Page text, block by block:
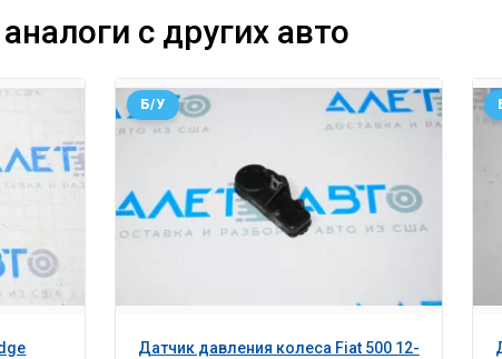
с других авто
Датчик давления колеса Fiat 500 12-
Б/У